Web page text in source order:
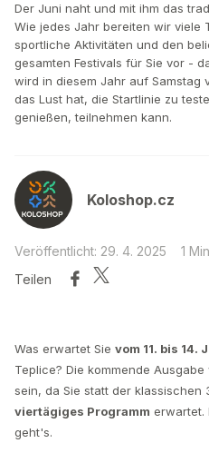
Der Juni naht und mit ihm das
Wie jedes Jahr bereiten wir viele
sportliche Aktivitäten und den
gesamten Festivals für Sie vor -
wird in diesem Jahr auf Samstag
das Lust hat, die Startlinie zu
genießen, teilnehmen kann.
Koloshop.cz
Veröffentlicht: 29. 4. 2025
1
Teilen
Was erwartet Sie vom 11. bis 14.
Teplice? Die kommende
sein, da Sie statt der klassischen
viertägiges Programm erwartet.
geht's.